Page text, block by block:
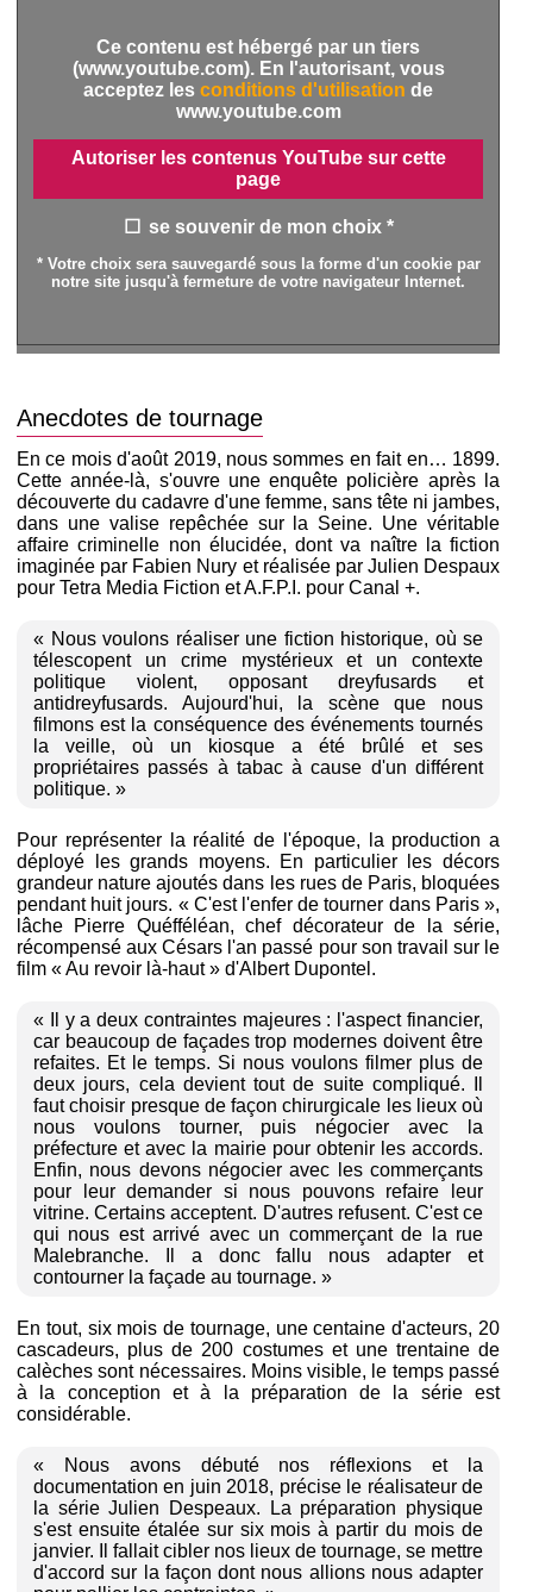
Ce contenu est hébergé par un tiers
(www.youtube.com). En l'autorisant, vous
acceptez les conditions d'utilisation de
www.youtube.com
Autoriser les contenus YouTube sur cette
page
se souvenir de mon choix *
* Votre choix sera sauvegardé sous la forme d'un cookie par
notre site jusqu'à fermeture de votre navigateur Internet.
Anecdotes de tournage
En ce mois d'août 2019, nous sommes en fait en… 1899.
Cette année-là, s'ouvre une enquête policière après la
découverte du cadavre d'une femme, sans tête ni jambes,
dans une valise repêchée sur la Seine. Une véritable
affaire criminelle non élucidée, dont va naître la fiction
imaginée par Fabien Nury et réalisée par Julien Despaux
pour Tetra Media Fiction et A.F.P.I. pour Canal +.
« Nous voulons réaliser une fiction historique, où se
télescopent un crime mystérieux et un contexte
politique violent, opposant dreyfusards et
antidreyfusards. Aujourd'hui, la scène que nous
filmons est la conséquence des événements tournés
la veille, où un kiosque a été brûlé et ses
propriétaires passés à tabac à cause d'un différent
politique. »
Pour représenter la réalité de l'époque, la production a
déployé les grands moyens. En particulier les décors
grandeur nature ajoutés dans les rues de Paris, bloquées
pendant huit jours. « C'est l'enfer de tourner dans Paris »,
lâche Pierre Quéfféléan, chef décorateur de la série,
récompensé aux Césars l'an passé pour son travail sur le
film « Au revoir là-haut » d'Albert Dupontel.
« Il y a deux contraintes majeures : l'aspect financier,
car beaucoup de façades trop modernes doivent être
refaites. Et le temps. Si nous voulons filmer plus de
deux jours, cela devient tout de suite compliqué. Il
faut choisir presque de façon chirurgicale les lieux où
nous voulons tourner, puis négocier avec la
préfecture et avec la mairie pour obtenir les accords.
Enfin, nous devons négocier avec les commerçants
pour leur demander si nous pouvons refaire leur
vitrine. Certains acceptent. D'autres refusent. C'est ce
qui nous est arrivé avec un commerçant de la rue
Malebranche. Il a donc fallu nous adapter et
contourner la façade au tournage. »
En tout, six mois de tournage, une centaine d'acteurs, 20
cascadeurs, plus de 200 costumes et une trentaine de
calèches sont nécessaires. Moins visible, le temps passé
à la conception et à la préparation de la série est
considérable.
« Nous avons débuté nos réflexions et la
documentation en juin 2018, précise le réalisateur de
la série Julien Despeaux. La préparation physique
s'est ensuite étalée sur six mois à partir du mois de
janvier. Il fallait cibler nos lieux de tournage, se mettre
d'accord sur la façon dont nous allions nous adapter